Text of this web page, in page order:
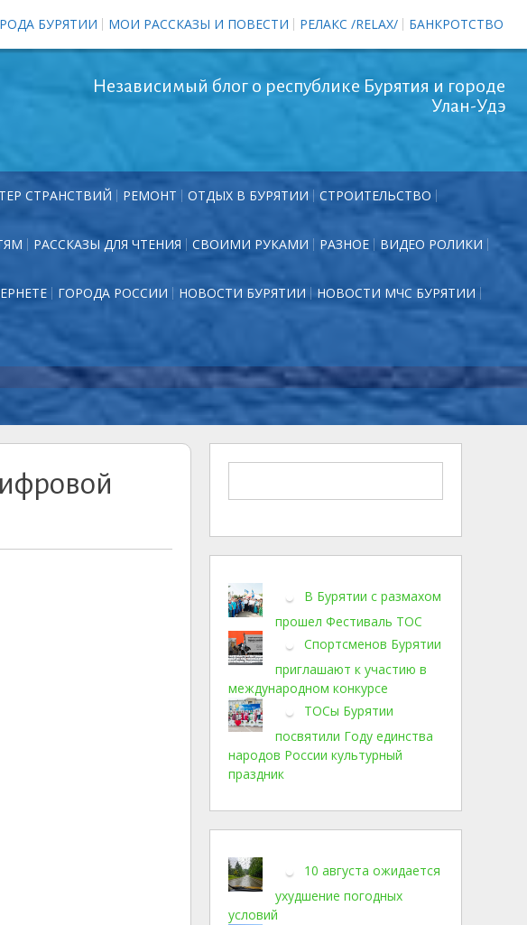
БУРЯТИИ МОИ РАССКАЗЫ И ПОВЕСТИ РЕЛАКС /RELAX/ БАНКРОТСТВО
Независимый блог о республике Бурятия и городе
Улан-Удэ
СТРАНСТВИЙ РЕМОНТ ОТДЫХ В БУРЯТИИ СТРОИТЕЛЬСТВО
РАССКАЗЫ ДЛЯ ЧТЕНИЯ СВОИМИ РУКАМИ РАЗНОЕ ВИДЕО РОЛИКИ
ГОРОДА РОССИИ НОВОСТИ БУРЯТИИ НОВОСТИ МЧС БУРЯТИИ
В Бурятии с размахом
прошел Фестиваль ТОС
Спортсменов Бурятии
приглашают к участию в
международном конкурсе
ТОСы Бурятии
посвятили Году единства
народов России культурный
праздник
10 августа ожидается
ухудшение погодных
условий